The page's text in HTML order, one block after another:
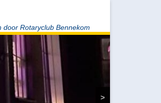
Rotaryclub Bennekom
>